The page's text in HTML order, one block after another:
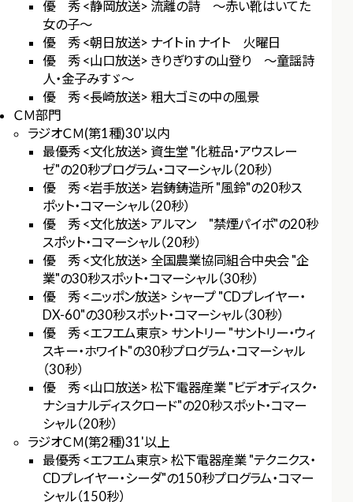
優 秀 <静岡放送> 流離の詩 ～赤い靴はいてた
女の子～
優 秀 <朝日放送> ナイト in ナイト 火曜日
優 秀 <山口放送> きりぎりすの山登り ～童謡詩
人・金子みすゞ～
優 秀 <長崎放送> 粗大ゴミの中の風景
ＣＭ部門
ラジオＣＭ(第1種)30'以内
最優秀 <文化放送> 資生堂 "化粧品・アウスレー
ゼ"の20秒プログラム・コマーシャル（20秒）
優 秀 <岩手放送> 岩鋳鋳造所 "風鈴"の20秒ス
ポット・コマーシャル（20秒）
優 秀 <文化放送> アルマン "禁煙パイポ"の20秒
スポット・コマーシャル（20秒）
優 秀 <文化放送> 全国農業協同組合中央会 "企
業"の30秒スポット・コマーシャル（30秒）
優 秀 <ニッポン放送> シャープ "CDプレイヤー・
DX-60"の30秒スポット・コマーシャル（30秒）
優 秀 <エフエム東京> サントリー "サントリー・ウィ
スキー・ホワイト"の30秒プログラム・コマーシャル
（30秒）
優 秀 <山口放送> 松下電器産業 "ビデオディスク・
ナショナルディスクロード"の20秒スポット・コマー
シャル（20秒）
ラジオＣＭ(第2種)31'以上
最優秀 <エフエム東京> 松下電器産業 "テクニクス・
CDプレイヤー・シーダ"の150秒プログラム・コマー
シャル（150秒）